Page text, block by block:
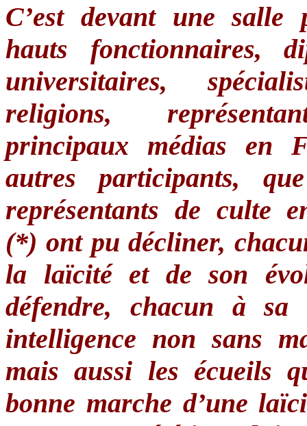
C’est devant une salle
hauts
fonctionnaires,
universitaires,
religions,
principaux
médias en
autres participants, que
représentants de culte
(*) ont pu décliner,
la laïcitéet de son
défendre, chacun à
sa
intelligence non sans
mais aussi les écueils
bonne marche d’une